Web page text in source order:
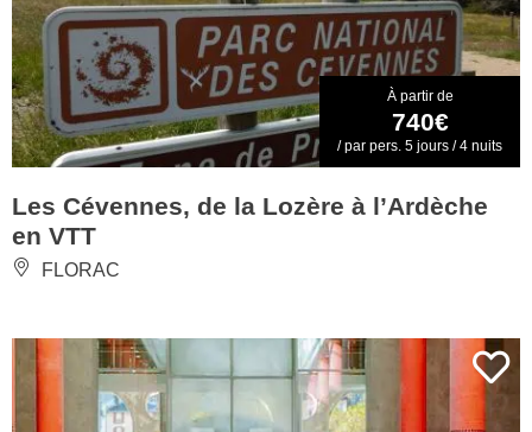
À partir de
740€
/ par pers. 5 jours / 4 nuits
Les Cévennes, de la Lozère à l’Ardèche
en VTT
FLORAC